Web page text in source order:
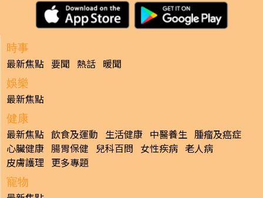
時事
最新焦點 要聞 熱話 暖聞
娛樂
最新焦點
健康
最新焦點 飲食及運動 生活健康 中醫養生 腫瘤及癌症
心臟健康 腸胃保健 兒科百問 女性疾病 老人病
皮膚護理 更多專題
寵物